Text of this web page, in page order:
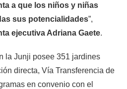
a que los niños y niñas
sus potencialidades”,
ejecutiva Adriana Gaete.
la Junji posee 351 jardines
directa, Vía Transferencia de
en convenio con el